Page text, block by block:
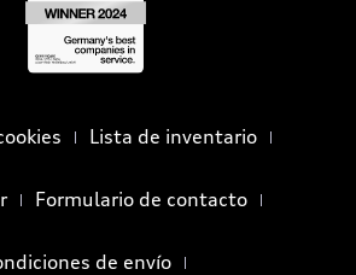
Lista de inventario
Formulario de contacto
de envío